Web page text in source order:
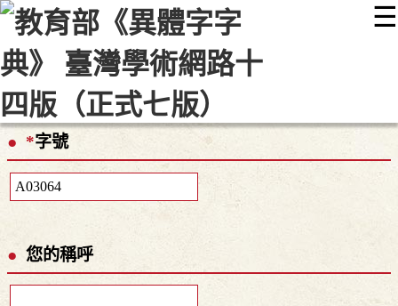
☰
::: 最新消息 常見問題 編輯說明
顯示模式
網站導覽
*字號
您的稱呼